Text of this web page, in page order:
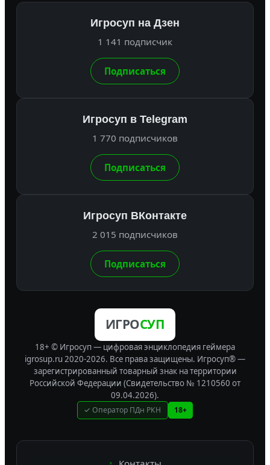
Игросуп на Дзен
1 141 подписчик
Подписаться
Игросуп в Telegram
1 770 подписчиков
Подписаться
Игросуп ВКонтакте
2 015 подписчиков
Подписаться
ИГРОСУП
18+ © Игросуп — цифровая энциклопедия геймера
igrosup.ru 2020-2026. Все права защищены. Игросуп® —
зарегистрированный товарный знак на территории
Российской Федерации (Свидетельство № 1210560 от
09.04.2026).
✓ Оператор ПДн РКН 18+